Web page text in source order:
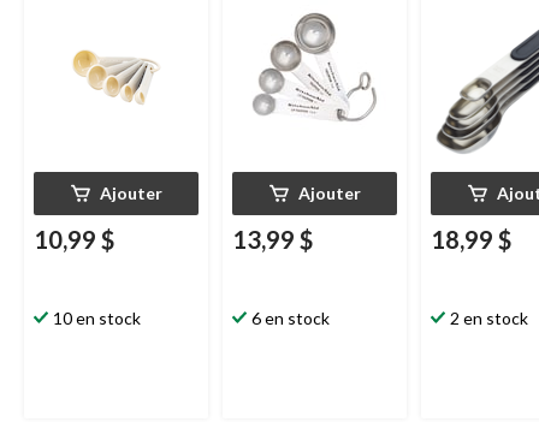
Ajouter
10,99 $
10 en stock
Ajouter
13,99 $
6 en stock
18,99 $
2 en stock